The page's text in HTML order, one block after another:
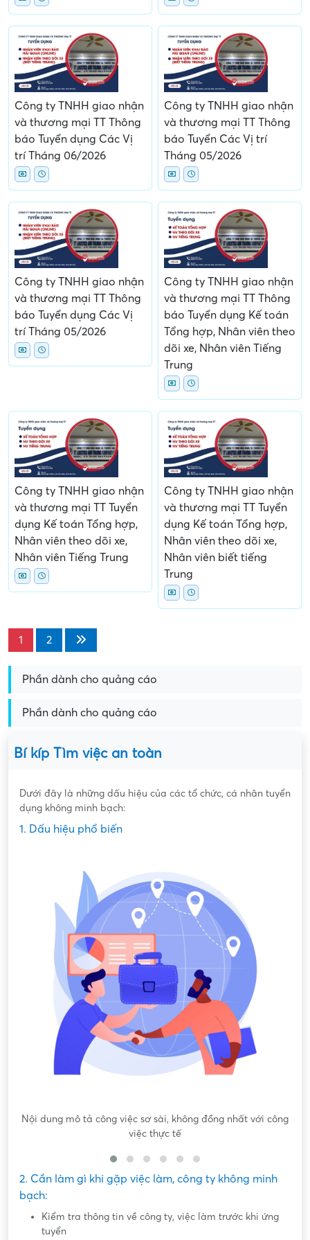
Công ty TNHH giao nhận
và thương mại TT Thông
báo Tuyển dụng Các Vị
trí Tháng 06/2026
Công ty TNHH giao nhận
và thương mại TT Thông
báo Tuyển Các Vị trí
Tháng 05/2026
Công ty TNHH giao nhận
và thương mại TT Thông
báo Tuyển dụng Các Vị
trí Tháng 05/2026
Công ty TNHH giao nhận
và thương mại TT Thông
báo Tuyển dụng Kế toán
Tổng hợp, Nhân viên theo
dõi xe, Nhân viên Tiếng
Trung
Công ty TNHH giao nhận
và thương mại TT Tuyển
dụng Kế toán Tổng hợp,
Nhân viên theo dõi xe,
Nhân viên Tiếng Trung
Công ty TNHH giao nhận
và thương mại TT Tuyển
dụng Kế toán Tổng hợp,
Nhân viên theo dõi xe,
Nhân viên biết tiếng
Trung
1 2
Phần dành cho quảng cáo
Phần dành cho quảng cáo
Bí kíp Tìm việc an toàn
Dưới đây là những dấu hiệu của các tổ chức, cá nhân tuyển
dụng không minh bạch:
1. Dấu hiệu phổ biến
Nội dung mô tả công việc sơ sài, không đồng nhất với công
việc thực tế
2. Cần làm gì khi gặp việc làm, công ty không minh
bạch:
Kiểm tra thông tin về công ty, việc làm trước khi ứng
tuyển